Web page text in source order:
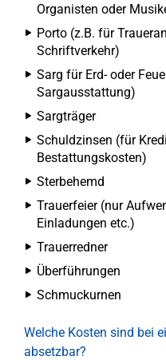
Organisten oder
Porto (z.B. für
Schriftverkehr)
Sarg für Erd- oder
Sargausstattung)
Sargträger
Schuldzinsen (für
Bestattungskosten)
Sterbehemd
Trauerfeier (nur
Einladungen etc.)
Trauerredner
Überführungen
Schmuckurnen
Welche Kosten sind bei
absetzbar?